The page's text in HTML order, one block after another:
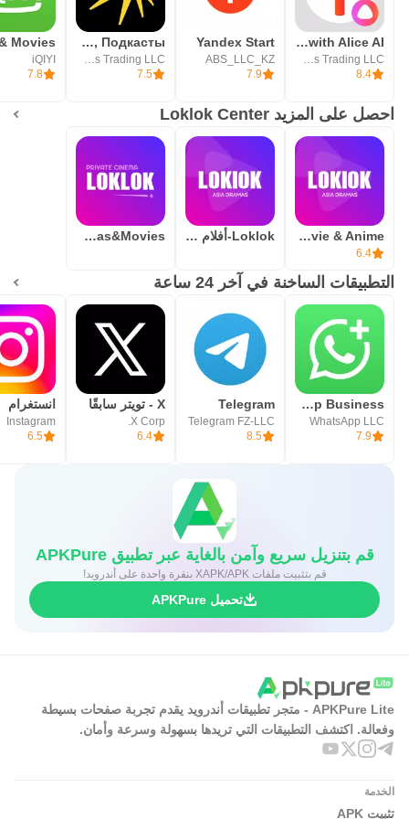
والريمكسات وبناء جمهور، مع قنوات دعم وتحقيق دخل. هذا يثري
مكتبة Loklok بمحتوى جديد متجدد يومياً.
تجربة التحرير توضح أن المنصة تجمع بين جودة بث عالية وتفاعل
الترجمات والتوصيات الذكية.
الإيجابيات
ترجمات متعددة وسهلة التبديل أثناء التشغيل
تنزيل للمشاهدة دون اتصال في أي وقت
تشغيل 4K HDR مع تكيّف ذكي للجودة
دردشة وتعليقات تفاعلية مع المجتمع
مزامنة عبر الهاتف والتلفزيون والكمبيوتر
السلبيات
قد لا يتوفر في بعض البلدان
جودة محتوى المستخدمين متباينة أحياناً
يمكنك تنزيل أحدث ملف Loklok APK مباشرة من APKPure
بسرعة وأمان. حجم الحزمة عادة في حدود 60–70 ميجابايت، لذا
يكتمل التحميل غالباً خلال دقيقتين تقريباً على اتصال Wi‑Fi
يناسب تفضيلاتك.
إذا كانت مساحة التخزين محدودة، فكّر في تنزيل الحلقات بجودة
متوسطة أولاً، ثم رفع الجودة للمشاهدة المتصلة. ولمن يفضّل
Yandex Browser with Alice AI
Direct Cursus Computer Systems Trading LLC
8.4
Yandex Start
ABS_LLC_KZ
7.9
Яндекс Музыка, Книги, Подкасты
Direct Cursus Computer Systems Trading LLC
7.5
iQIYI
7.8
احصل على المزيد Loklok Center
Loklok - Drama, Movie & Anime
6.4
Loklok-أفلام ومسلسلات Loklok-Dramas&Movies
التطبيقات الساخنة في آخر 24 ساعة
WhatsApp Business
WhatsApp LLC
7.9
Telegram
Telegram FZ-LLC
8.5
X - تويتر سابقًا
X Corp.
6.4
انستغرام
Instagram
6.5
قم بتنزيل سريع وآمن بالغاية عبر تطبيق APKPure
قم بتثبيت ملفات XAPK/APK بنقرة واحدة على أندرويد!
تحميل APKPure
APKPure Lite - متجر تطبيقات أندرويد يقدم تجربة صفحات بسيطة
وفعالة. اكتشف التطبيقات التي تريدها بسهولة وسرعة وأمان.
الخدمة
تثبيت APK